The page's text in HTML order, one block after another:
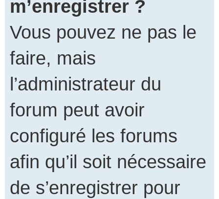
m’enregistrer ?
Vous pouvez ne pas le
faire, mais
l’administrateur du
forum peut avoir
configuré les forums
afin qu’il soit nécessaire
de s’enregistrer pour